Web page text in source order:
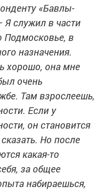
«Бавлы-
служил в части
Подмосковье, в
назначения.
хорошо, она мне
очень
Там взрослеешь,
Если у
он становится
Но после
какая-то
за общее
набираешься,